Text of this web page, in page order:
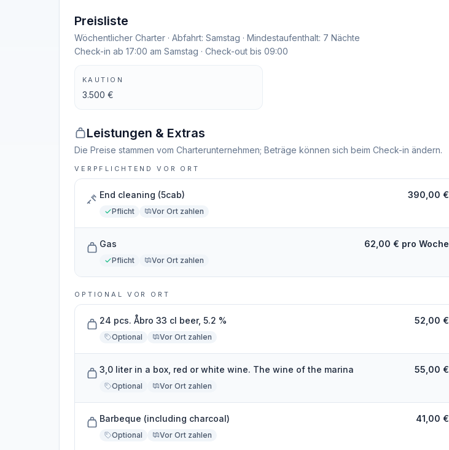
Preisliste
Wöchentlicher Charter · Abfahrt: Samstag · Mindestaufenthalt: 7 Nächte
Check-in ab 17:00 am Samstag · Check-out bis 09:00
KAUTION
3.500 €
Leistungen & Extras
Die Preise stammen vom Charterunternehmen; Beträge können sich beim Check-in ändern.
VERPFLICHTEND VOR ORT
End cleaning (5cab)
Pflicht Vor Ort zahlen
390,00 €
Gas
Pflicht Vor Ort zahlen
62,00 € pro Woche
OPTIONAL VOR ORT
24 pcs. Åbro 33 cl beer, 5.2 %
Optional Vor Ort zahlen
52,00 €
3,0 liter in a box, red or white wine. The wine of the marina
Optional Vor Ort zahlen
55,00 €
Barbeque (including charcoal)
Optional Vor Ort zahlen
41,00 €